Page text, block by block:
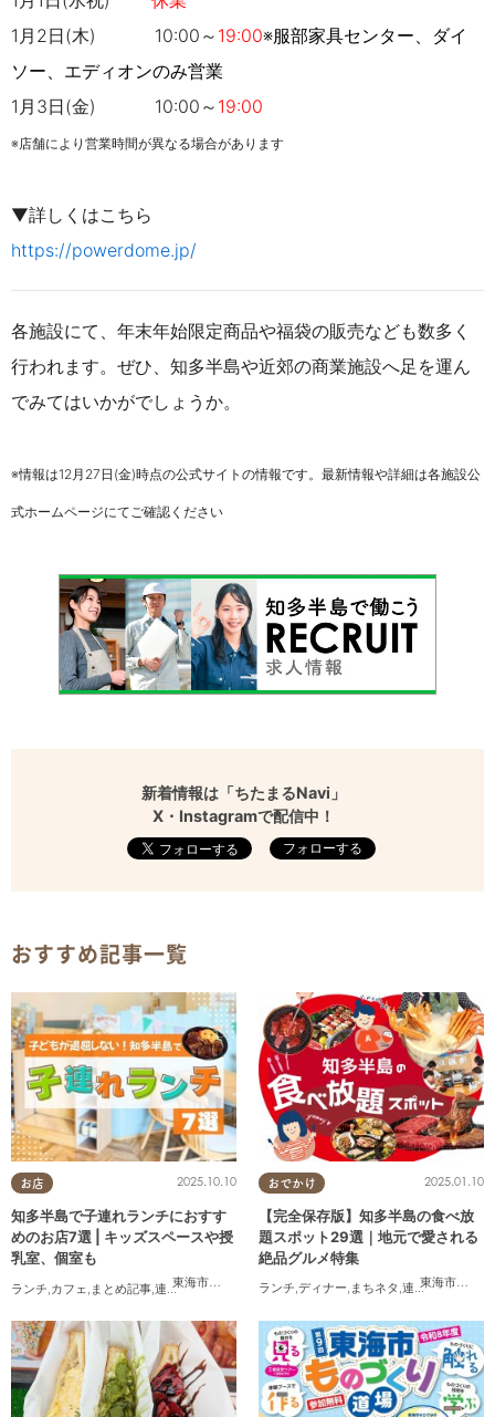
1月2日(木) 10:00～ 19:00※服部家具センター、ダイ
ソー、エディオンのみ営業
1月3日(金) 10:00～ 19:00
※店舗により営業時間が異なる場合があります
▼詳しくはこちら
https://powerdome.jp/
各施設にて、年末年始限定商品や福袋の販売なども数多く
行われます。 ぜひ、知多半島や近郊の商業施設へ足を運ん
でみてはいかがでしょうか。
※情報は12月27日(金)時点の公式サイトの情報です。最新情報や詳細は各施設公
式ホームページにてご確認ください
新着情報は「ちたまるNavi」
X・Instagramで配信中！
フォローする
おすすめ記事一覧
お店
東海市
,大府市 半田市, 常滑市,武豊町
2025.10.10
知多半島で子連れランチにおすす
めのお店7選 | キッズスペースや授
乳室、個室も
ランチ,カフェ, まとめ記事,連載 ,親子 個室
おでかけ
東海市大府
2025.01.10
【完全保存版】知多半島の食べ放
題スポット29選｜地元で愛される
絶品グルメ特集
ランチ,ディナー, まちネタ ,連載 ,コスパ抜群